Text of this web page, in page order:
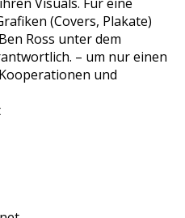
(Covers, Plakate)
Ross unter dem
– um nur einen
und